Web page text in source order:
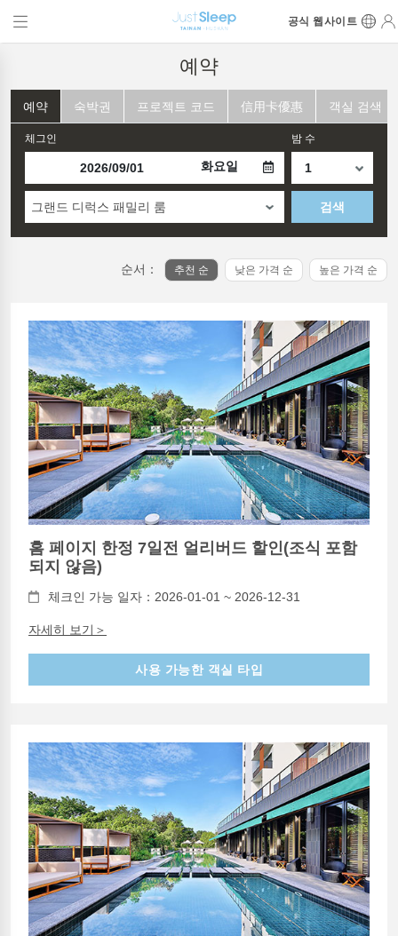
공식 웹사이트
예약
예약 숙박권 프로젝트 코드 信用卡優惠 객실 검색
체그인
화요일
밤 수
그랜드 디럭스 패밀리 룸 검색
순서： 추천 순 낮은 가격 순 높은 가격 순
홈 페이지 한정 7일전 얼리버드 할인(조식 포함
되지 않음)
체크인 가능 일자：2026-01-01 ~ 2026-12-31
자세히 보기＞
사용 가능한 객실 타입